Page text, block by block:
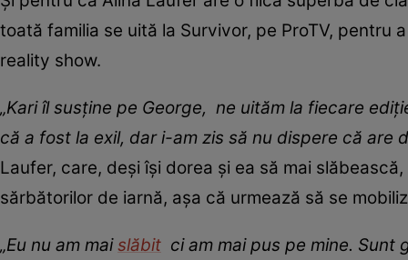
toată familia se uită la Survivor, pe ProTV, pentru
reality show.
„Kari îl susține pe George, ne uităm la fiecare
că a fost la exil, dar i-am zis să nu dispere că are
Laufer, care, deși își dorea și ea să mai
sărbătorilor de iarnă, așa că urmează să se
„Eu nu am mai slăbit ci am mai pus pe mine. Sunt